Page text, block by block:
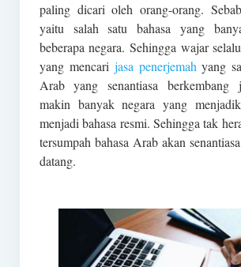
paling dicari oleh orang-orang.
yaitu salah satu bahasa yang
beberapa negara. Sehingga wajar
yang mencari jasa penerjemah yang
Arab yang senantiasa berkembang
makin banyak negara yang
menjadi bahasa resmi. Sehingga tak
tersumpah bahasa Arab akan
datang.